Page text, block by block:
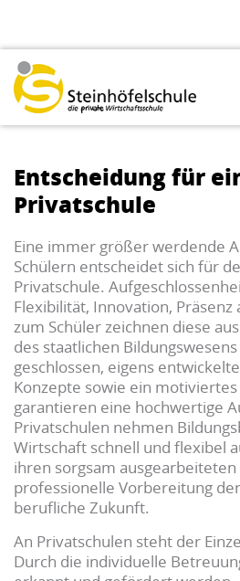
Entscheidung für
Privatschule
Eine immer größer werdende
Schülern entscheidet sich für
Privatschule.
Flexibilität, Innovation,
zum Schüler zeichnen diese
des staatlichen
geschlossen, eigens
Konzepte sowie ein
garantieren eine hochwertige
Privatschulen nehmen
Wirtschaft schnell und flexibel
ihren sorgsam
profes­sionelle Vorbereitung
berufliche Zukunft.
An Privatschulen steht der
Durch die individuelle